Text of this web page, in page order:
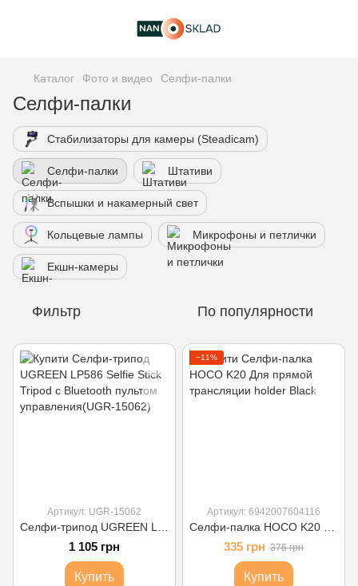
Каталог Фото и видео Селфи-палки
Селфи-палки
Стабилизаторы для камеры (Steadicam)
Селфи-палки Штативи
Вспышки и накамерный свет
Кольцевые лампы Микрофоны и петлички
Екшн-камеры
Фильтр По популярности
Артикул: UGR-15062
1 105 грн
Купить
−11%
Артикул: 6942007604116
335 грн 376 грн
Купить